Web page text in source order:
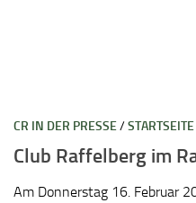
CR IN DER PRESSE/STARTSEITE
Club Raffelberg im
Am Donnerstag 16. Februar